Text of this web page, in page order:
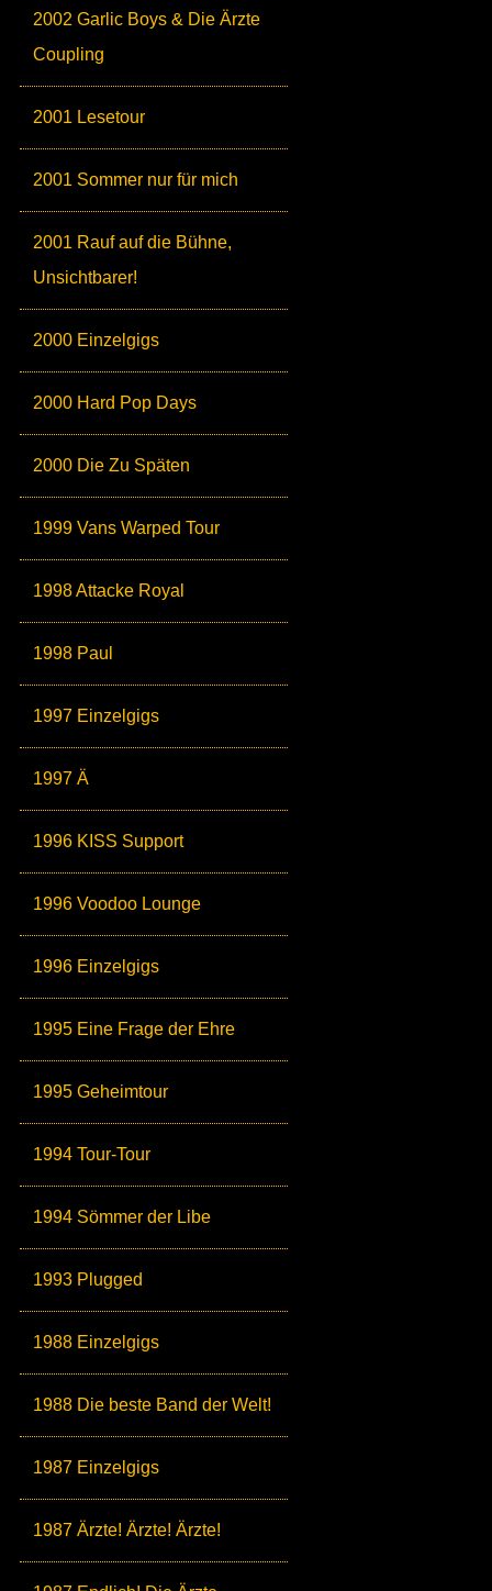
2002 Garlic Boys & Die Ärzte
Coupling
2001 Lesetour
2001 Sommer nur für mich
2001 Rauf auf die Bühne,
Unsichtbarer!
2000 Einzelgigs
2000 Hard Pop Days
2000 Die Zu Späten
1999 Vans Warped Tour
1998 Attacke Royal
1998 Paul
1997 Einzelgigs
1997 Ä
1996 KISS Support
1996 Voodoo Lounge
1996 Einzelgigs
1995 Eine Frage der Ehre
1995 Geheimtour
1994 Tour-Tour
1994 Sömmer der Libe
1993 Plugged
1988 Einzelgigs
1988 Die beste Band der Welt!
1987 Einzelgigs
1987 Ärzte! Ärzte! Ärzte!